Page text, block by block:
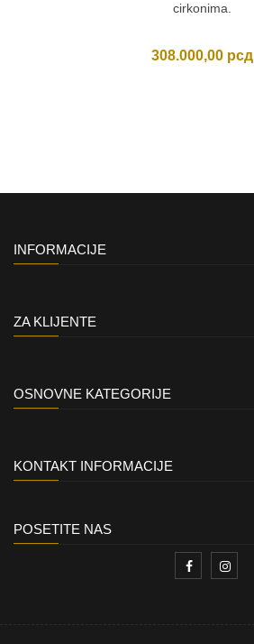
cirkonima.
308.000,00 рсд
INFORMACIJE
ZA KLIJENTE
OSNOVNE KATEGORIJE
KONTAKT INFORMACIJE
POSETITE NAS